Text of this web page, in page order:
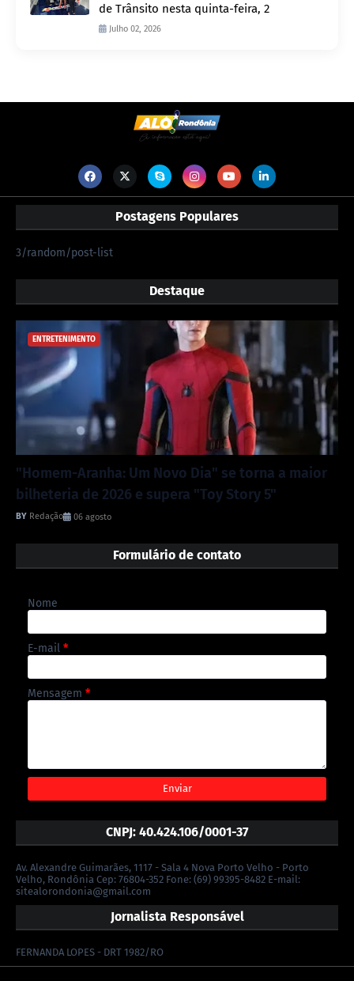
de Trânsito nesta quinta-feira, 2
Julho 02, 2026
Postagens Populares
3/random/post-list
Destaque
ENTRETENIMENTO
"Homem-Aranha: Um Novo Dia" se torna a maior
bilheteria de 2026 e supera "Toy Story 5"
Redação 06 agosto
Formulário de contato
Nome
E-mail *
Mensagem *
CNPJ: 40.424.106/0001-37
Av. Alexandre Guimarães, 1117 - Sala 4 Nova Porto Velho - Porto
Velho, Rondônia Cep: 76804-352 Fone: (69) 99395-8482 E-mail:
sitealorondonia@gmail.com
Jornalista Responsável
FERNANDA LOPES - DRT 1982/RO